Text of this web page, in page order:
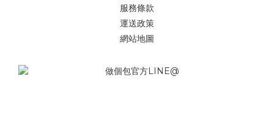
服務條款
運送政策
網站地圖